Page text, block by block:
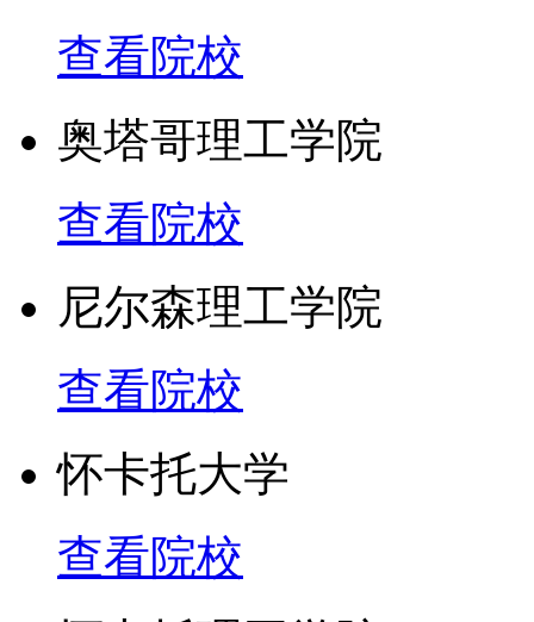
查看院校
奥塔哥理工学院
查看院校
尼尔森理工学院
查看院校
怀卡托大学
查看院校